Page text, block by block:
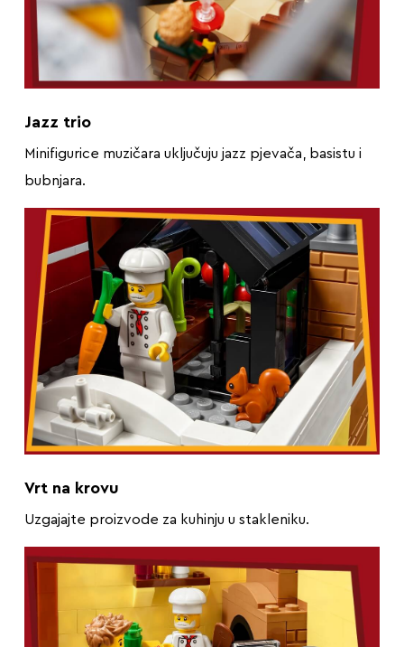
Jazz trio
Minifigurice muzičara uključuju jazz pjevača, basistu i
bubnjara.
Vrt na krovu
Uzgajajte proizvode za kuhinju u stakleniku.